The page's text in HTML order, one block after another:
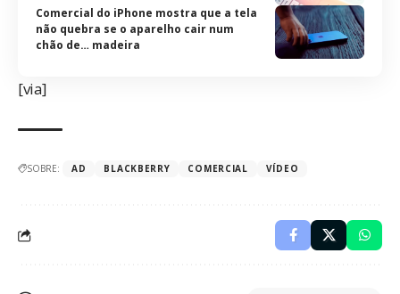
Comercial do iPhone mostra que a tela
não quebra se o aparelho cair num
chão de… madeira
[via]
SOBRE: AD BLACKBERRY COMERCIAL VÍDEO